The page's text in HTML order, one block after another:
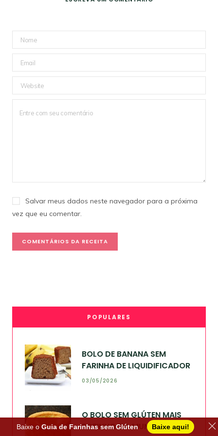
Salvar meus dados neste navegador para a próxima
vez que eu comentar.
POPULARES
BOLO DE BANANA SEM
FARINHA DE LIQUIDIFICADOR
03/05/2026
O BOLO SEM GLÚTEN MAIS
FOFINHO DO MUNDO
Baixe o Guia de Farinhas sem Glúten Baixe aqui!